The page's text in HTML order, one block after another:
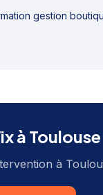
gestion
à Toulouse
à